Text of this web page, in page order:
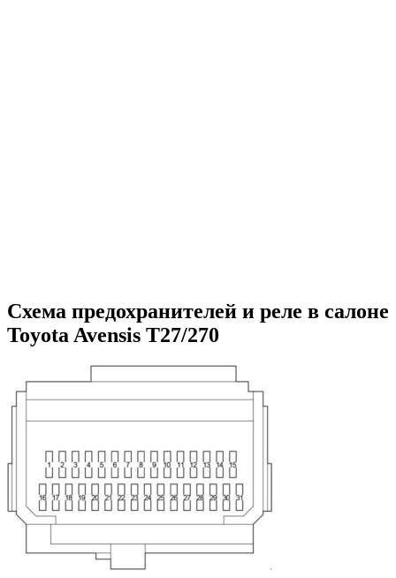
Схема предохранителей и реле в салоне
Toyota Avensis T27/270